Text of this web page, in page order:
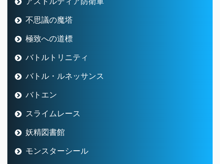
不思議の魔塔
極致への道標
バトルトリニティ
バトル・ルネッサンス
バトエン
スライムレース
妖精図書館
モンスターシール